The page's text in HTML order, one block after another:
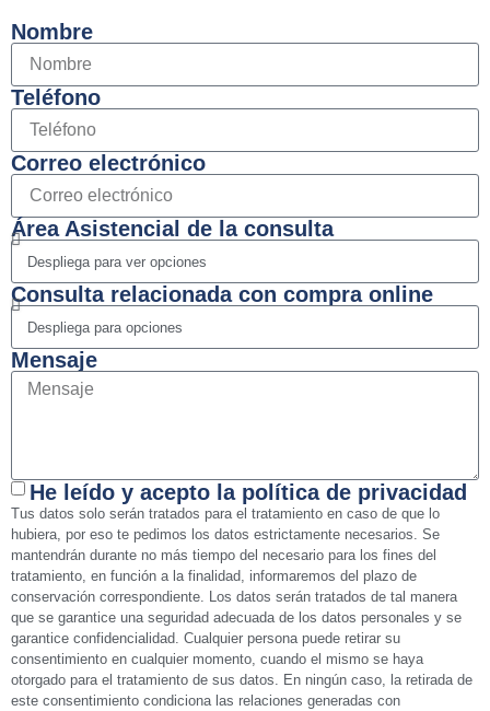
Nombre
Teléfono
Correo electrónico
Área Asistencial de la consulta
Consulta relacionada con compra online
Mensaje
He leído y acepto la política de privacidad
Tus datos solo serán tratados para el tratamiento en caso de que lo
hubiera, por eso te pedimos los datos estrictamente necesarios. Se
mantendrán durante no más tiempo del necesario para los fines del
tratamiento, en función a la finalidad, informaremos del plazo de
conservación correspondiente. Los datos serán tratados de tal manera
que se garantice una seguridad adecuada de los datos personales y se
garantice confidencialidad. Cualquier persona puede retirar su
consentimiento en cualquier momento, cuando el mismo se haya
otorgado para el tratamiento de sus datos. En ningún caso, la retirada de
este consentimiento condiciona las relaciones generadas con